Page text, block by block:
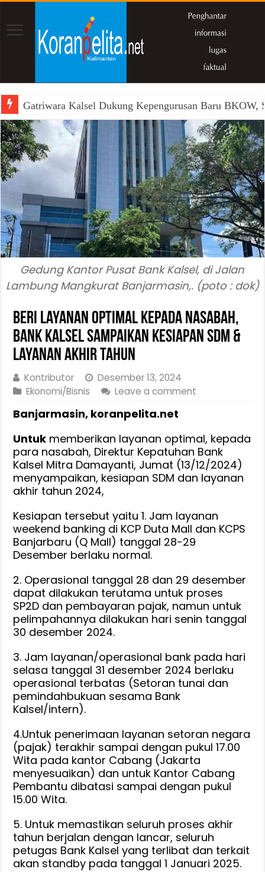
Gatriwara Kalsel Dukung Kepengurusan Baru BKOW,
Gedung Kantor Pusat Bank Kalsel, di Jalan
Lambung Mangkurat Banjarmasin,. (poto : dok)
Beri Layanan Optimal Kepada Nasabah,
Bank Kalsel Sampaikan Kesiapan SDM &
Layanan Akhir Tahun
Kontributor
Desember 13, 2024
Ekonomi/Bisnis
Leave a comment
Banjarmasin, koranpelita.net
Untuk memberikan layanan optimal, kepada
para nasabah, Direktur Kepatuhan Bank
Kalsel Mitra Damayanti, Jumat (13/12/2024)
menyampaikan, kesiapan SDM dan layanan
akhir tahun 2024,
Kesiapan tersebut yaitu 1. Jam layanan
weekend banking di KCP Duta Mall dan KCPS
Banjarbaru (Q Mall) tanggal 28-29
Desember berlaku normal.
2. Operasional tanggal 28 dan 29 desember
dapat dilakukan terutama untuk proses
SP2D dan pembayaran pajak, namun untuk
pelimpahannya dilakukan hari senin tanggal
30 desember 2024.
3. Jam layanan/operasional bank pada hari
selasa tanggal 31 desember 2024 berlaku
operasional terbatas (Setoran tunai dan
pemindahbukuan sesama Bank
Kalsel/intern).
4.Untuk penerimaan layanan setoran negara
(pajak) terakhir sampai dengan pukul 17.00
Wita pada kantor Cabang (Jakarta
menyesuaikan) dan untuk Kantor Cabang
Pembantu dibatasi sampai dengan pukul
15.00 Wita.
5. Untuk memastikan seluruh proses akhir
tahun berjalan dengan lancar, seluruh
petugas Bank Kalsel yang terlibat dan terkait
akan standby pada tanggal 1 Januari 2025.